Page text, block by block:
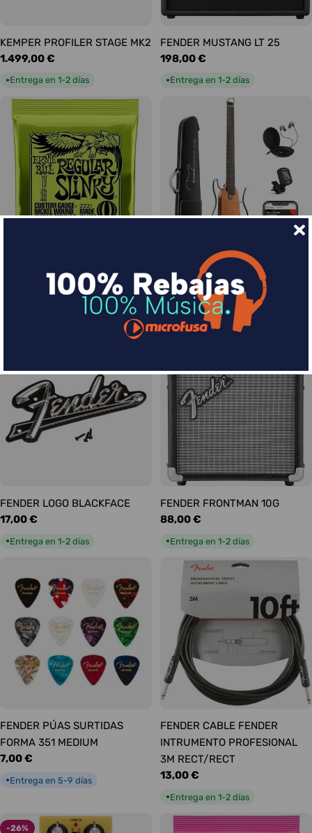
KEMPER PROFILER STAGE MK2
Precio
habitual
1.499,00 €
●Entrega en 1-2 días
FENDER MUSTANG LT 25
Precio
habitual
198,00 €
●Entrega en 1-2 días
Slinky Regular 10-46
DONNER HUSH-I Silent Guitar
Caoba
Precio
habitual
339,00 €
Entrega en 1-2 días
FENDER LOGO BLACKFACE
Precio
17,00 €
●Entrega en 1-2 días
FENDER FRONTMAN 10G
Precio
88,00 €
●Entrega en 1-2 días
FENDER PÚAS SURTIDAS
FORMA 351 MEDIUM
Precio
7,00 €
●Entrega en 5-9 días
FENDER CABLE FENDER
INTRUMENTO PROFESIONAL
3M RECT/RECT
Precio
13,00 €
●Entrega en 1-2 días
-26%